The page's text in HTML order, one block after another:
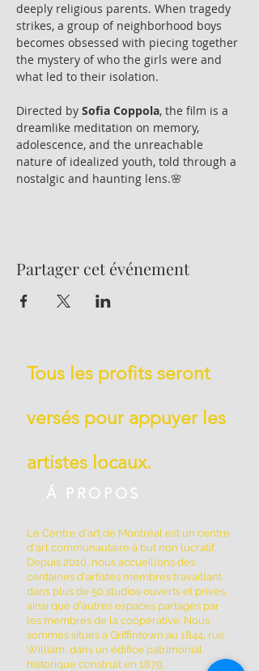
deeply religious parents. When tragedy
strikes, a group of neighborhood boys
becomes obsessed with piecing together
the mystery of who the girls were and
what led to their isolation.
Directed by Sofia Coppola, the film is a
dreamlike meditation on memory,
adolescence, and the unreachable
nature of idealized youth, told through a
nostalgic and haunting lens.🌸
Partager cet événement
Tous les profits seront
versés pour appuyer les
artistes locaux.
Á PROPOS
Le Centre d'art de Montréal est un centre
d'art communautaire à but non lucratif.
Depuis 2010, nous accueillons des
centaines d'artistes membres travaillant
dans plus de 50 studios ouverts et privés,
ainsi que d'autres espaces partagés par
les membres de la coopérative. Nous
sommes situés à Griffintown au 1844, rue
William, dans un édifice patrimonial
historique construit en 1879.